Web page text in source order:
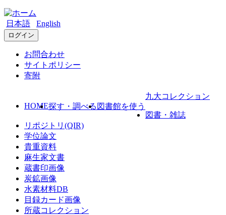
日本語 English
ログイン
お問合わせ
サイトポリシー
寄附
HOME探す・調べる 図書館を使う
九大コレクション
図書・雑誌
リポジトリ(QIR)
学位論文
貴重資料
麻生家文書
蔵書印画像
炭鉱画像
水素材料DB
目録カード画像
所蔵コレクション